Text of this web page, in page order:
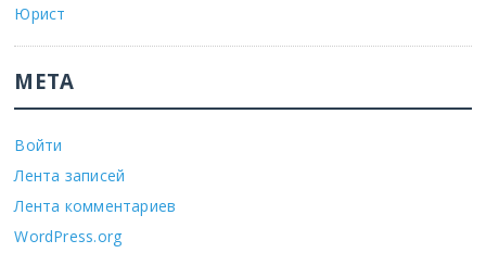
Юрист
МЕТА
Войти
Лента записей
Лента комментариев
WordPress.org